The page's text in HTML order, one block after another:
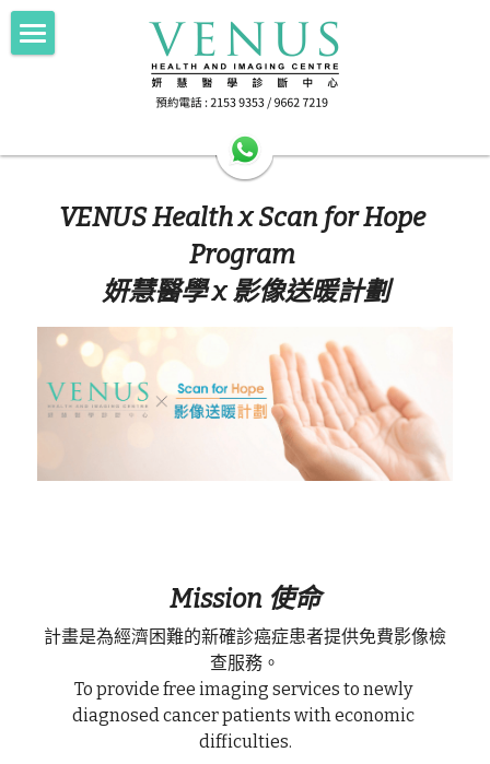
HA公立醫院轉介
Scan for Hope 送暖計劃
Imaging 影像
電腦斷層掃描 256 Slice CT
磁力共振掃描 1.5T MRI
正電子電腦掃描 PET-CT
乳房造影 Mammography
子宮輸卵管造影檢查 Hysterosalpingogram
骨質密度檢查 DEXA Bone Density
X光檢查 X Ray
FNA/Biopsy 抽取組織
抽取乳房組織 Breast Intervention
Doctor's Area 醫生專區
Health Info 健康資訊
Female screening 女士健康篩查
檢查前準備 Preparation
自我乳房檢查 Be your Breast Friend
搜索
VENUS Health x Scan for Hope
Program
妍慧醫學 x 影像送暖計劃
Mission 使命
計畫是為經濟困難的新確診癌症患者提供免費影像檢
查服務。
To provide free imaging services to newly
diagnosed cancer patients with economic
difficulties.
部落格分類
所有博客分類